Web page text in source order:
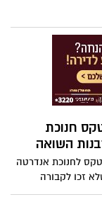
חנוכת
השואה
לחנוכת אנדרטה
זכו לקבורה